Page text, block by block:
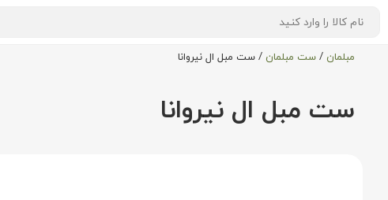
مبلمان / ست مبلمان / ست مبل ال نیروانا
ست مبل ال نیروانا